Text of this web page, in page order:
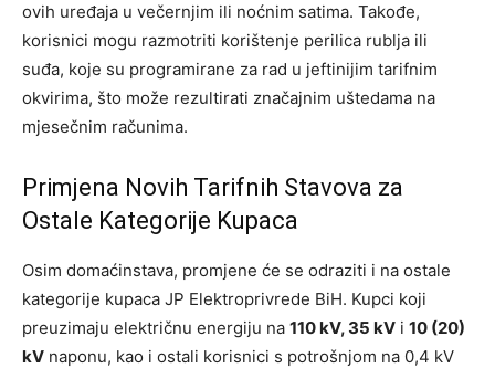
ovih uređaja u večernjim ili noćnim satima. Takođe,
korisnici mogu razmotriti korištenje perilica rublja ili
suđa, koje su programirane za rad u jeftinijim tarifnim
okvirima, što može rezultirati značajnim uštedama na
mjesečnim računima.
Primjena Novih Tarifnih Stavova za
Ostale Kategorije Kupaca
Osim domaćinstava, promjene će se odraziti i na ostale
kategorije kupaca JP Elektroprivrede BiH. Kupci koji
preuzimaju električnu energiju na 110 kV, 35 kV i 10 (20)
kV naponu, kao i ostali korisnici s potrošnjom na 0,4 kV